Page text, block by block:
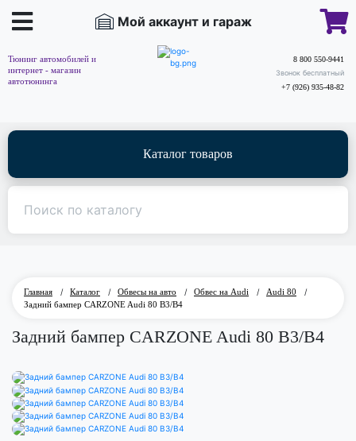
Мой аккаунт и гараж
Тюнинг автомобилей и
интернет - магазин
автотюнинга
8 800 550-9441
Звонок бесплатный
+7 (926) 935-48-82
Каталог товаров
Главная / Каталог / Обвесы на авто / Обвес на Audi / Audi 80
/
Задний бампер CARZONE Audi 80 B3/B4
Задний бампер CARZONE Audi 80 B3/B4